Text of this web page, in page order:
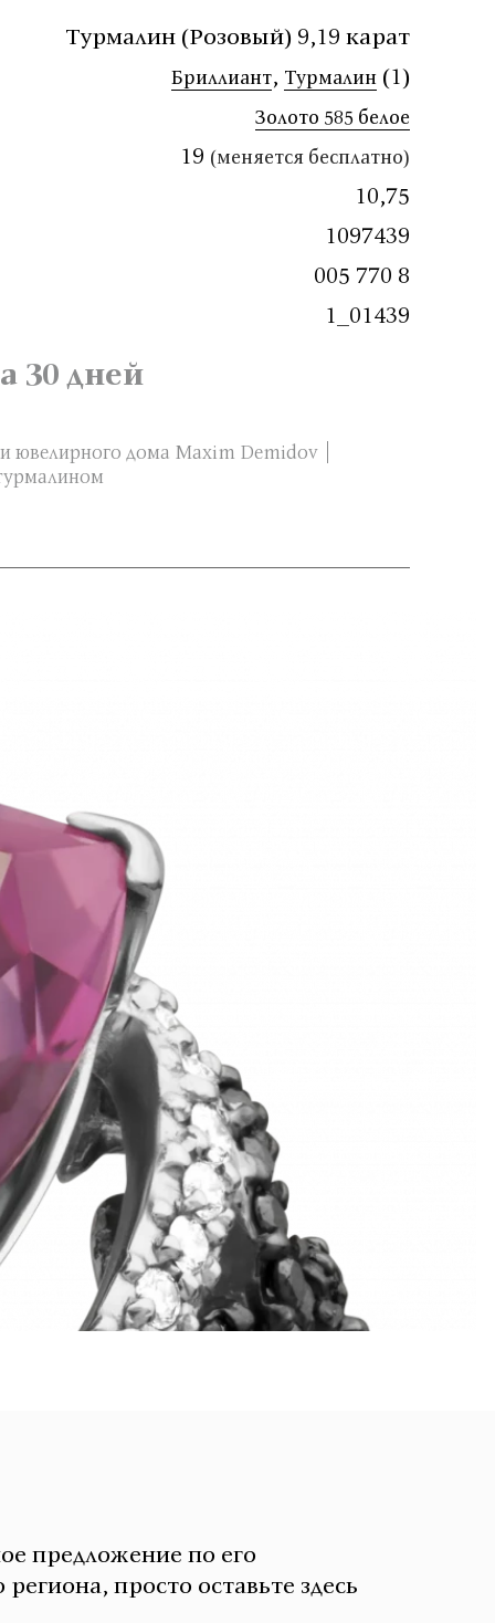
Турмалин (Розовый) 9,19 карат
Бриллиант, Турмалин (1)
Золото 585 белое
19 (меняется бесплатно)
10,75
1097439
005 770 8
1_01439
30 дней
ювелирного дома Maxim Demidov
предложение по его
просто оставьте здесь